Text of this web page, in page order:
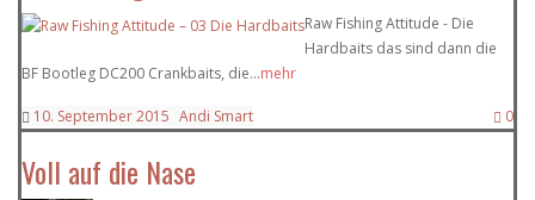
Raw Fishing Attitude - Die
Hardbaits das sind dann die
BF Bootleg DC200 Crankbaits, die...mehr
10. September 2015 Andi Smart 0
Voll auf die Nase